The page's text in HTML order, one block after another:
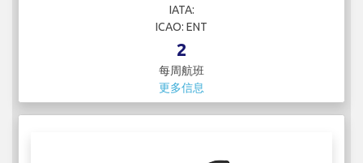
IATA:
ICAO: ENT
2
每周航班
更多信息